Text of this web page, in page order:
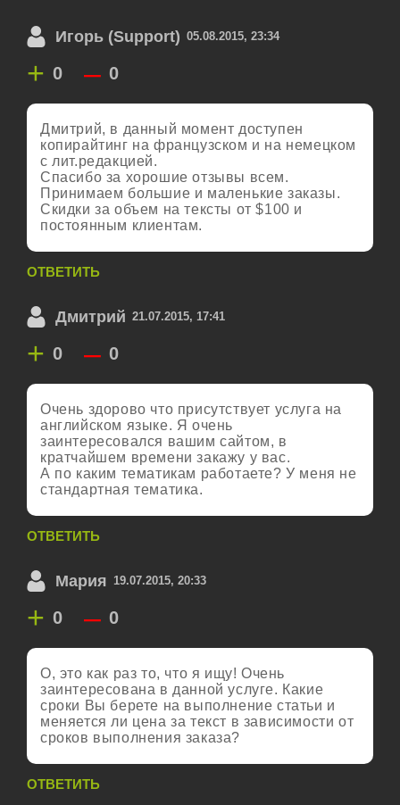
Игорь (Support) 05.08.2015, 23:34
+ 0 – 0
Дмитрий, в данный момент доступен
копирайтинг на французском и на немецком
с лит.редакцией.
Спасибо за хорошие отзывы всем.
Принимаем большие и маленькие заказы.
Скидки за объем на тексты от $100 и
постоянным клиентам.
ОТВЕТИТЬ
Дмитрий 21.07.2015, 17:41
+ 0 – 0
Очень здорово что присутствует услуга на
английском языке. Я очень
заинтересовался вашим сайтом, в
кратчайшем времени закажу у вас.
А по каким тематикам работаете? У меня не
стандартная тематика.
ОТВЕТИТЬ
Мария 19.07.2015, 20:33
+ 0 – 0
О, это как раз то, что я ищу! Очень
заинтересована в данной услуге. Какие
сроки Вы берете на выполнение статьи и
меняется ли цена за текст в зависимости от
сроков выполнения заказа?
ОТВЕТИТЬ